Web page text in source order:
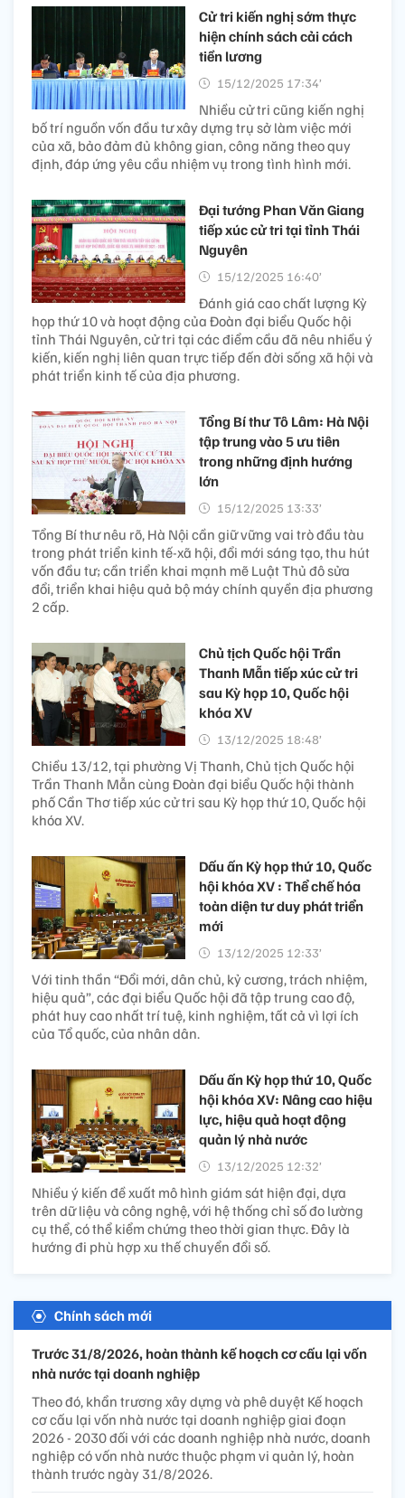
Cử tri kiến nghị sớm thực
hiện chính sách cải cách
tiền lương
15/12/2025 17:34’
Nhiều cử tri cũng kiến nghị
bố trí nguồn vốn đầu tư xây dựng trụ sở làm việc mới
của xã, bảo đảm đủ không gian, công năng theo quy
định, đáp ứng yêu cầu nhiệm vụ trong tình hình mới.
Đại tướng Phan Văn Giang
tiếp xúc cử tri tại tỉnh Thái
Nguyên
15/12/2025 16:40’
Đánh giá cao chất lượng Kỳ
họp thứ 10 và hoạt động của Đoàn đại biểu Quốc hội
tỉnh Thái Nguyên, cử tri tại các điểm cầu đã nêu nhiều ý
kiến, kiến nghị liên quan trực tiếp đến đời sống xã hội và
phát triển kinh tế của địa phương.
Tổng Bí thư Tô Lâm: Hà Nội
tập trung vào 5 ưu tiên
trong những định hướng
lớn
15/12/2025 13:33’
Tổng Bí thư nêu rõ, Hà Nội cần giữ vững vai trò đầu tàu
trong phát triển kinh tế-xã hội, đổi mới sáng tạo, thu hút
vốn đầu tư; cần triển khai mạnh mẽ Luật Thủ đô sửa
đổi, triển khai hiệu quả bộ máy chính quyền địa phương
2 cấp.
Chủ tịch Quốc hội Trần
Thanh Mẫn tiếp xúc cử tri
sau Kỳ họp 10, Quốc hội
khóa XV
13/12/2025 18:48’
Chiều 13/12, tại phường Vị Thanh, Chủ tịch Quốc hội
Trần Thanh Mẫn cùng Đoàn đại biểu Quốc hội thành
phố Cần Thơ tiếp xúc cử tri sau Kỳ họp thứ 10, Quốc hội
khóa XV.
Dấu ấn Kỳ họp thứ 10, Quốc
hội khóa XV : Thể chế hóa
toàn diện tư duy phát triển
mới
13/12/2025 12:33’
Với tinh thần “Đổi mới, dân chủ, kỷ cương, trách nhiệm,
hiệu quả”, các đại biểu Quốc hội đã tập trung cao độ,
phát huy cao nhất trí tuệ, kinh nghiệm, tất cả vì lợi ích
của Tổ quốc, của nhân dân.
Dấu ấn Kỳ họp thứ 10, Quốc
hội khóa XV: Nâng cao hiệu
lực, hiệu quả hoạt động
quản lý nhà nước
13/12/2025 12:32’
Nhiều ý kiến đề xuất mô hình giám sát hiện đại, dựa
trên dữ liệu và công nghệ, với hệ thống chỉ số đo lường
cụ thể, có thể kiểm chứng theo thời gian thực. Đây là
hướng đi phù hợp xu thế chuyển đổi số.
Chính sách mới
Trước 31/8/2026, hoàn thành kế hoạch cơ cấu lại vốn
nhà nước tại doanh nghiệp
Theo đó, khẩn trương xây dựng và phê duyệt Kế hoạch
cơ cấu lại vốn nhà nước tại doanh nghiệp giai đoạn
2026 - 2030 đối với các doanh nghiệp nhà nước, doanh
nghiệp có vốn nhà nước thuộc phạm vi quản lý, hoàn
thành trước ngày 31/8/2026.